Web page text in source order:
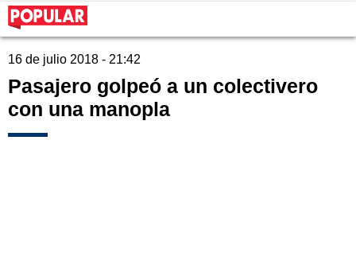
16 de julio 2018 - 21:42
Pasajero golpeó a un colectivero
con una manopla